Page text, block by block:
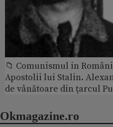
📁 Comunismul in
Apostolii lui Stalin.
de vânătoare din ţarcul
Okmagazine.ro